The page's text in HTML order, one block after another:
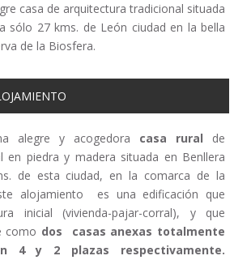
casa de arquitectura tradicional situada
sólo 27 kms. de León ciudad en la bella
de la Biosfera.
alegre y acogedora casa rural de
en piedra y madera situada en Benllera
de esta ciudad, en la comarca de la
alojamiento es una edificación que
inicial (vivienda-pajar-corral), y que
como dos casas anexas totalmente
4 y 2 plazas respectivamente.